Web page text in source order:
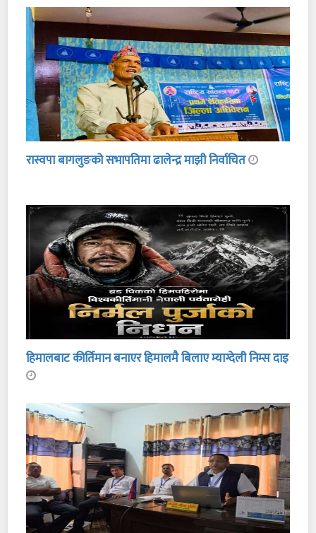
रास्वपा बागलुङको सभापतिमा ढालेन्द्र माझी निर्वाचित
हिमालबाट कीर्तिमान बनाएर हिमालमै बिलाए म्याग्देली निम्स दाइ